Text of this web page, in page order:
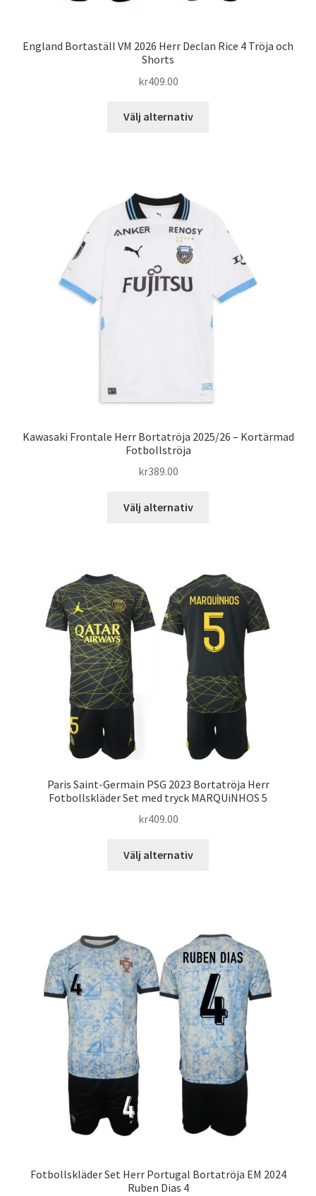
England Bortaställ VM 2026 Herr Declan Rice 4 Tröja och
Shorts
kr409.00
Välj alternativ
olika
väljas
på
produktsidan
Kawasaki Frontale Herr Bortatröja 2025/26 – Kortärmad
Fotbollströja
kr389.00
Välj alternativ
varianter.
De
olika
alternativen
väljas
på
produktsidan
Paris Saint-Germain PSG 2023 Bortatröja Herr
Fotbollskläder Set med tryck MARQUiNHOS 5
kr409.00
Välj alternativ
varianter.
De
olika
alternativen
kan
väljas
på
produktsidan
Fotbollskläder Set Herr Portugal Bortatröja EM 2024
Ruben Dias 4